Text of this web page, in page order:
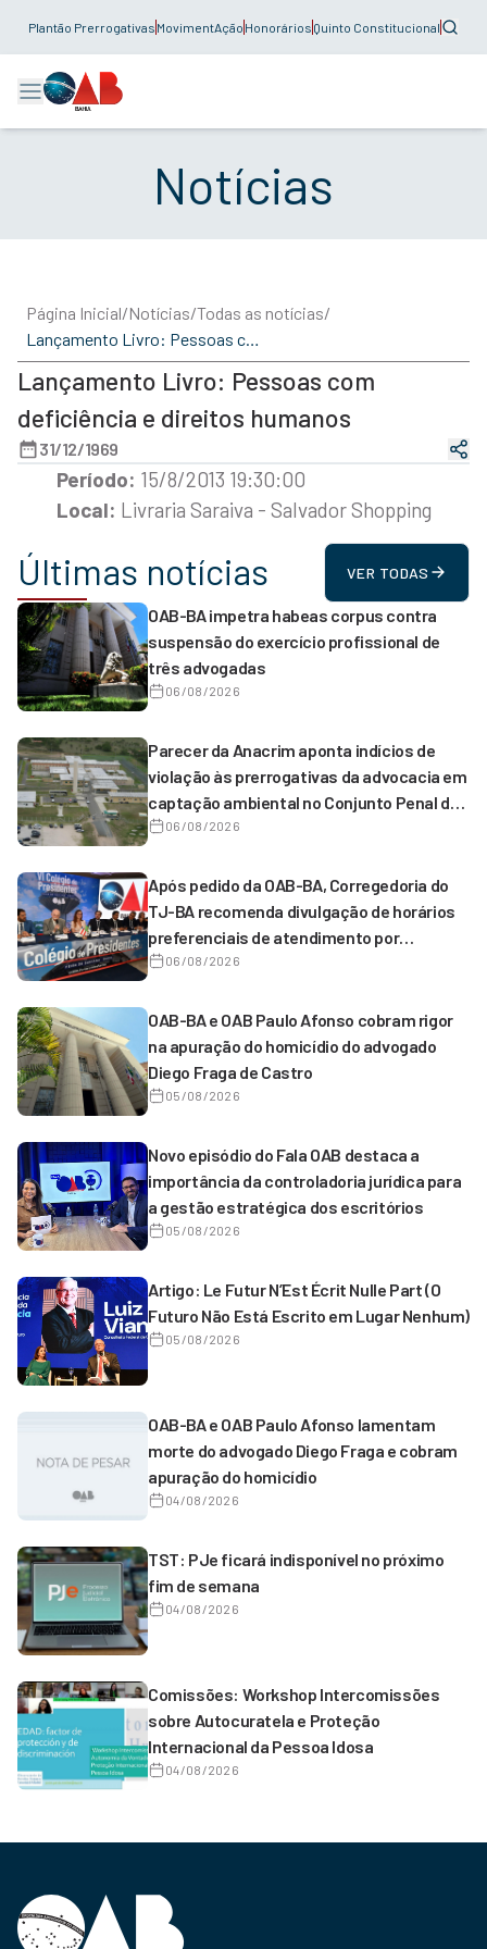
Plantão Prerrogativas MovimentAção Honorários Quinto Constitucional
Notícias
Página Inicial/Notícias/Todas as notícias/
Lançamento Livro: Pessoas com
deficiência e direitos humanos
31/12/1969
Período: 15/8/2013 19:30:00
Local: Livraria Saraiva - Salvador Shopping
Últimas notícias VER TODAS
OAB-BA impetra habeas corpus contra
suspensão do exercício profissional de
três advogadas
06/08/2026
Parecer da Anacrim aponta indícios de
violação às prerrogativas da advocacia em
captação ambiental no Conjunto Penal de
Serrinha
06/08/2026
Após pedido da OAB-BA, Corregedoria do
TJ-BA recomenda divulgação de horários
preferenciais de atendimento por
magistrados de 1º grau
06/08/2026
OAB-BA e OAB Paulo Afonso cobram rigor
na apuração do homicídio do advogado
Diego Fraga de Castro
05/08/2026
Novo episódio do Fala OAB destaca a
importância da controladoria jurídica para
a gestão estratégica dos escritórios
05/08/2026
Artigo: Le Futur N’Est Écrit Nulle Part (O
Futuro Não Está Escrito em Lugar Nenhum)
05/08/2026
OAB-BA e OAB Paulo Afonso lamentam
morte do advogado Diego Fraga e cobram
apuração do homicídio
04/08/2026
TST: PJe ficará indisponível no próximo
fim de semana
04/08/2026
Comissões: Workshop Intercomissões
sobre Autocuratela e Proteção
Internacional da Pessoa Idosa
04/08/2026